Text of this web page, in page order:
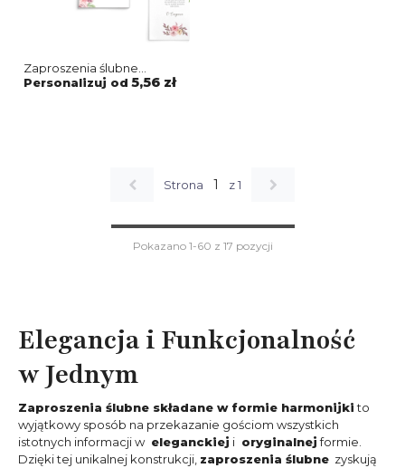
Zaproszenia ślubne
Harmonijka - PasteLove
Motyw 2
Personalizuj od 5,56 zł
Strona 1 z 1
Pokazano 1-60 z 17 pozycji
Elegancja i Funkcjonalność
w Jednym
Zaproszenia ślubne składane w formie harmonijkito
wyjątkowy sposób na przekazanie gościom wszystkich
istotnych informacji w eleganckiej i oryginalnejformie.
Dzięki tej unikalnej konstrukcji, zaproszenia ślubnezyskują